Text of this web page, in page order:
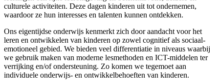
culturele activiteiten. Deze dagen kinderen uit tot ondernemen,
waardoor ze hun interesses en talenten kunnen ontdekken.
Ons eigentijdse onderwijs kenmerkt zich door aandacht voor het
leren en ontwikkelen van kinderen op zowel cognitief als sociaal-
emotioneel gebied. We bieden veel differentiatie in niveaus waarbij
we gebruik maken van moderne lesmethoden en ICT-middelen ter
verrijking en/of ondersteuning. Zo komen we tegemoet aan
individuele onderwijs- en ontwikkelbehoeften van kinderen.